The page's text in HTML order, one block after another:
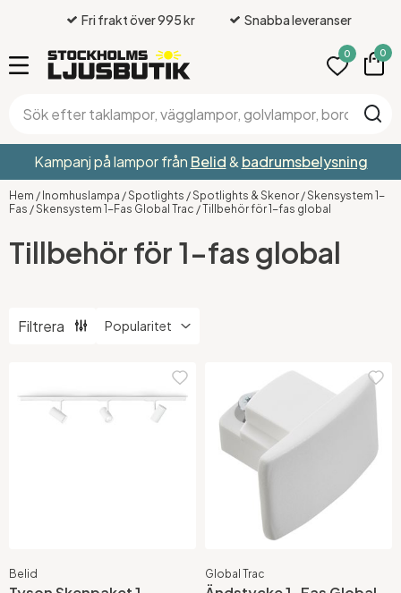
Fri frakt över 995 kr Snabba leveranser
0 0
Kampanj på lampor från Belid& badrumsbelysning
Hem / Inomhuslampa /Spotlights /Spotlights & Skenor/Skensystem 1-
Fas /Skensystem 1-Fas Global Trac /Tillbehör för 1-fas global
Tillbehör för 1-fas global
Filtrera
Belid Global Trac